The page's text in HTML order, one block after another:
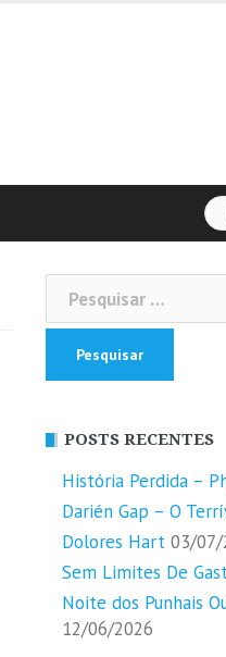
por:
POSTS RECENTES
História Perdida –
Darién Gap – O
Dolores Hart 03/07/
Sem Limites De
Noite dos Punhais
12/06/2026